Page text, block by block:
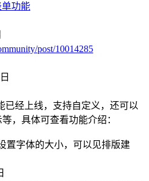
功能
post/10014285
已经上线，支持自定义，还可以
，具体可查看功能介绍：
置字体的大小，可以见排版建